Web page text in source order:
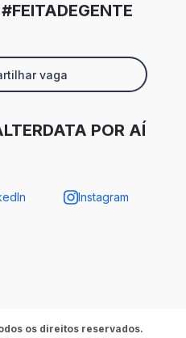
vaga
POR AÍ
Instagram
os direitos reservados.